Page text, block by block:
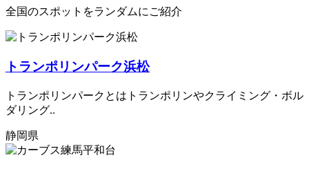
全国のスポットをランダムにご紹介
トランポリンパーク浜松
トランポリンパークとはトランポリンやクライミング・ボル
ダリング..
静岡県